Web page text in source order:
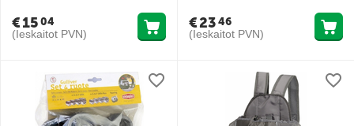
€1504
(Ieskaitot PVN)
€2346
(Ieskaitot PVN)